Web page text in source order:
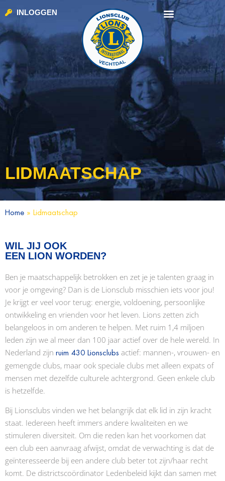
INLOGGEN
LIDMAATSCHAP
Home » Lidmaatschap
WIL JIJ OOK
EEN LION WORDEN?
Ben je maatschappelijk betrokken en zet je je talenten graag in
voor je omgeving? Dan is de Lionsclub misschien iets voor jou!
Je krijgt er veel voor terug: energie, voldoening, persoonlijke
ontwikkeling en vrienden voor het leven. Lions zetten zich
belangeloos in om anderen te helpen. Met ruim 1,4 miljoen
leden zijn we al meer dan 100 jaar actief over de hele wereld. In
Nederland zijn ruim 430 Lionsclubs actief: mannen-, vrouwen- en
gemengde clubs, maar ook speciale clubs met alleen expats of
mensen met dezelfde culturele achtergrond. Geen enkele club
is hetzelfde.
Bij Lionsclubs vinden we het belangrijk dat elk lid in zijn kracht
staat. Iedereen heeft immers andere kwaliteiten en we
stimuleren diversiteit. Om die reden kan het voorkomen dat
een club een aanvraag afwijst, omdat de verwachting is dat de
geïnteresseerde bij een andere club beter tot zijn/haar recht
komt. De districtscoördinator Ledenbeleid kijkt dan samen met